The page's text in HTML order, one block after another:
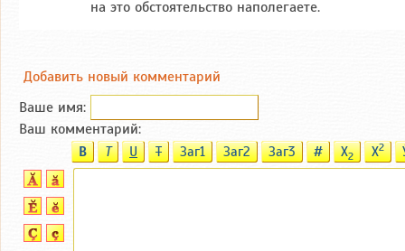
на это обстоятельство наполегаете.
Добавить новый комментарий
Ваше имя:
Ваш комментарий:
B T U T Заг1 Заг2 Заг3 # X2 X2